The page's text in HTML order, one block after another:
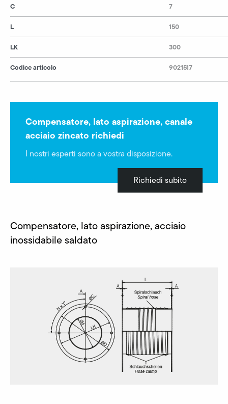
C
L
LK
Codice articolo
7
150
300
9021517
Compensatore, lato aspirazione, canale
acciaio zincato richiedi
I nostri esperti sono a vostra disposizione.
Richiedi subito
Compensatore, lato aspirazione, acciaio
inossidabile saldato